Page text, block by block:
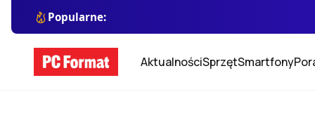
Popularne:
AktualnościSprzętSmartfony